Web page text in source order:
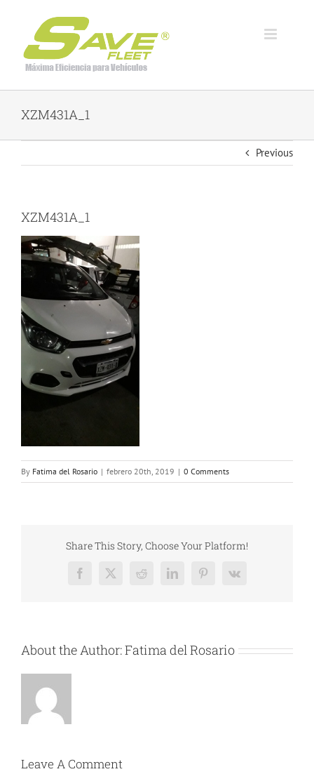
content
XZM431A_1
Previous
XZM431A_1
By Fatima del Rosario | febrero 20th, 2019 | 0 Comments
Share This Story, Choose Your Platform!
Facebook
X RedditLinkedInPinterest
Vk
About the Author:Fatima del Rosario
Leave A Comment